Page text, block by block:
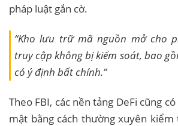
pháp luật gắn cờ.
“Kho lưu trữ mã nguồn mở cho
truy cập không bị kiểm soát, bao
có ý định bất chính.”
Theo FBI, các nền tảng DeFi cũng
mật bằng cách thường xuyên kiểm